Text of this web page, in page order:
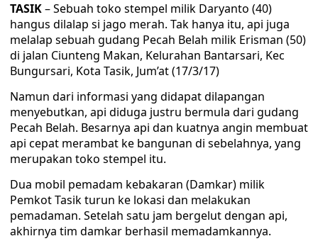
TASIK– Sebuah toko stempel milik Daryanto (40)
hangus dilalap si jago merah. Tak hanya itu, api juga
melalap sebuah gudang Pecah Belah milik Erisman (50)
di jalan Ciunteng Makan, Kelurahan Bantarsari, Kec
Bungursari, Kota Tasik, Jum’at (17/3/17)
Namun dari informasi yang didapat dilapangan
menyebutkan, api diduga justru bermula dari gudang
Pecah Belah. Besarnya api dan kuatnya angin membuat
api cepat merambat ke bangunan di sebelahnya, yang
merupakan toko stempel itu.
Dua mobil pemadam kebakaran (Damkar) milik
Pemkot Tasik turun ke lokasi dan melakukan
pemadaman. Setelah satu jam bergelut dengan api,
akhirnya tim damkar berhasil memadamkannya.